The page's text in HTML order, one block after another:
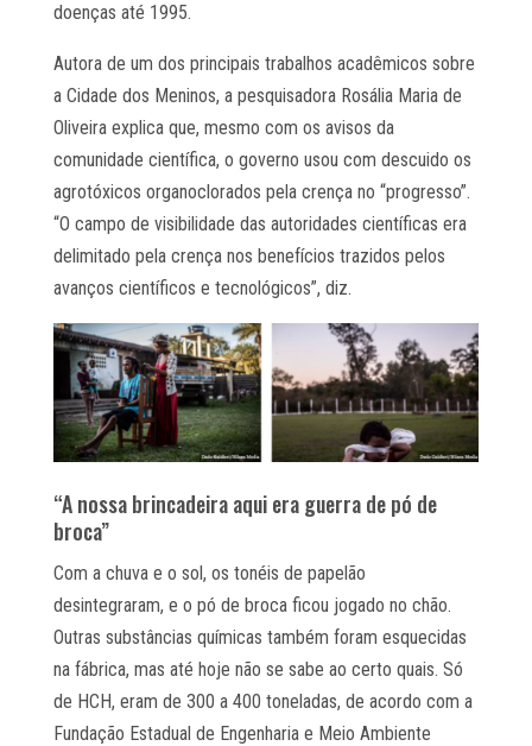
doenças até 1995.
Autora de um dos principais trabalhos acadêmicos sobre
a Cidade dos Meninos, a pesquisadora Rosália Maria de
Oliveira explica que, mesmo com os avisos da
comunidade científica, o governo usou com descuido os
agrotóxicos organoclorados pela crença no “progresso”.
“O campo de visibilidade das autoridades científicas era
delimitado pela crença nos benefícios trazidos pelos
avanços científicos e tecnológicos”, diz.
“A nossa brincadeira aqui era guerra de pó de
broca”
Com a chuva e o sol, os tonéis de papelão
desintegraram, e o pó de broca ficou jogado no chão.
Outras substâncias químicas também foram esquecidas
na fábrica, mas até hoje não se sabe ao certo quais. Só
de HCH, eram de 300 a 400 toneladas, de acordo com a
Fundação Estadual de Engenharia e Meio Ambiente